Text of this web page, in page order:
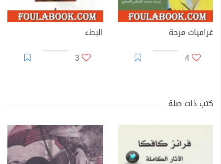
غراميات مرحة
4
البطء
3
كتب ذات صلة